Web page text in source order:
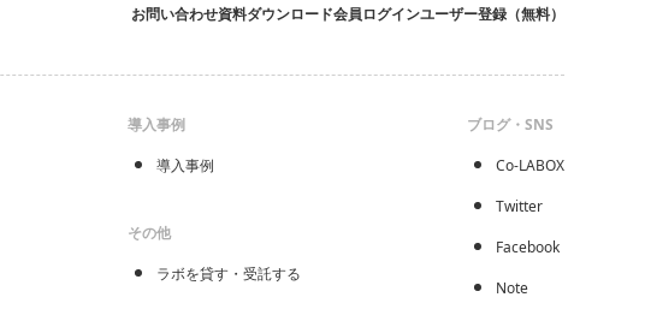
お問い合わせ資料ダウンロード会員ログインユーザー登録（無料）
導入事例
導入事例
その他
ラボを貸す・受託する
ブログ・SNS
Co-LABOX
Twitter
Facebook
Note